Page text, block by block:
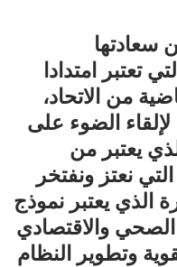
سعادتها
تعتبر امتدادا
من الاتحاد،
الضوء على
يعتبر من
نعتز ونفتخر
الذي يعتبر نموذج
والاقتصادي
وتطوير النظام